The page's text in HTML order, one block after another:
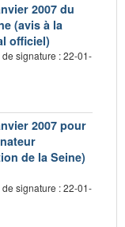
2007 du
(avis à la
officiel)
de signature : 22-01-
2007 pour
de la Seine)
de signature : 22-01-